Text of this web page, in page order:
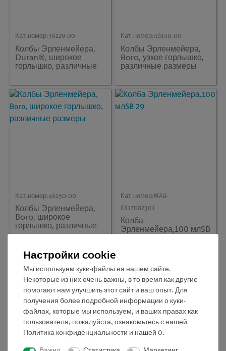
Кат.номер:36129-00
Колбы Эрленмейера,
Duran®, широкое
горлышко, различные
Кат.номер:46140-00
Колбы Эрленмейера,
Boro, узкое горлышко,
различные размеры
Кат.номер:46150-00
Колбы Эрленмейера,
Boro, широкое
горлышко, различные
размеры
Кат.номер: MAU-
EK17082301
Колба
Эрленмейера,100 млSB
Настройки cookie
Мы используем куки-файлы на нашем сайте.
Некоторые из них очень важны, в то время как другие
помогают нам улучшить этот сайт и ваш опыт. Для
получения более подробной информации о куки-
файлах, которые мы используем, и ваших правах как
пользователя, пожалуйста, ознакомьтесь с нашей
Политика конфиденциальности и нашей 0.